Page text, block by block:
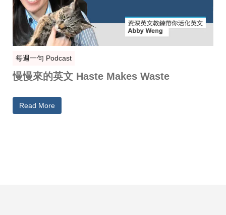
每週一句 Podcast
慢慢來的英文 Haste Makes Waste
Read More